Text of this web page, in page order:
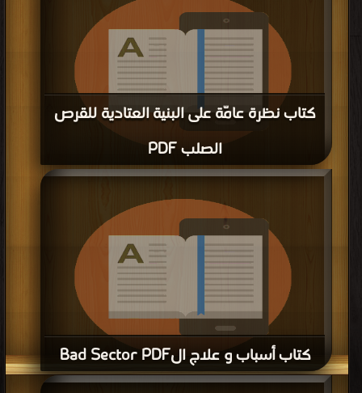
كتاب نظرة عامّة على البنية العتادية للقرص
الصلب PDF
قراءة و تحميل كتاب كتاب نظرة عامّة على البنية العتادية للقرص الصلب PDF مجانا |
كتب في تحميل| التحميل : مرة/مرات
كتاب أسباب و علاج الBad Sector PDF
قراءة و تحميل كتاب كتاب أسباب و علاج الBad Sector PDF مجانا | مكتبة >
كتب